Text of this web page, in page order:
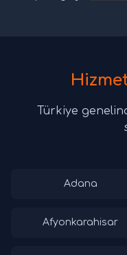
Türkiye
Adana
Afyonkarahisar